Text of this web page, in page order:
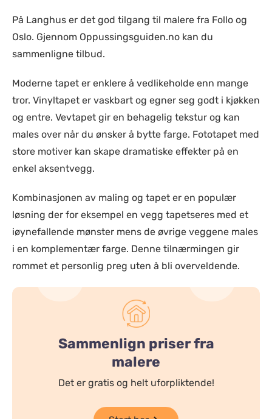
På Langhus er det god tilgang til malere fra Follo og
Oslo. Gjennom Oppussingsguiden.no kan du
sammenligne tilbud.
Moderne tapet er enklere å vedlikeholde enn mange
tror. Vinyltapet er vaskbart og egner seg godt i kjøkken
og entre. Vevtapet gir en behagelig tekstur og kan
males over når du ønsker å bytte farge. Fototapet med
store motiver kan skape dramatiske effekter på en
enkel aksentvegg.
Kombinasjonen av maling og tapet er en populær
løsning der for eksempel en vegg tapetseres med et
iøynefallende mønster mens de øvrige veggene males
i en komplementær farge. Denne tilnærmingen gir
rommet et personlig preg uten å bli overveldende.
Sammenlign priser fra
malere
Det er gratis og helt uforpliktende!